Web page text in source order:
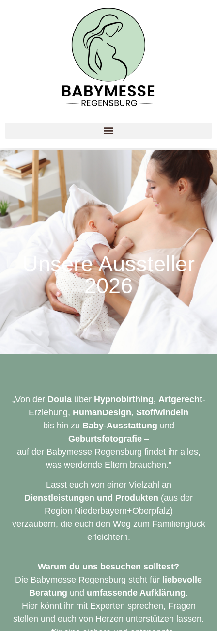
Unsere Aussteller
2026
„Von der Doulaüber Hypnobirthing, Artgerecht-
Erziehung, HumanDesign, Stoffwindeln
bis hin zu Baby-Ausstattung und
Geburtsfotografie–
auf der Babymesse Regensburg findet ihr alles,
was werdende Eltern brauchen.”
Lasst euch von einer Vielzahl an
Dienstleistungen und Produkten (aus der
Region Niederbayern+Oberpfalz)
verzaubern, die euch den Weg zum Familienglück
erleichtern.
Warum du uns besuchen solltest?
Die Babymesse Regensburg steht für liebevolle
Beratung und umfassende Aufklärung.
Hier könnt ihr mit Experten sprechen, Fragen
stellen und euch von Herzen unterstützen lassen.